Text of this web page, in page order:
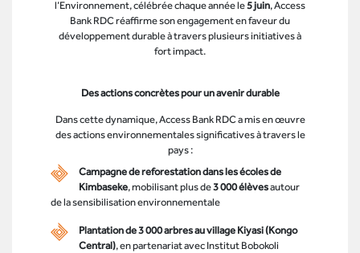
l’Environnement, célébrée chaque année le5 juin, Access
Bank RDC réaffirme son engagement en faveur du
développement durable à travers plusieurs initiatives à
fort impact.
Des actions concrètes pour un avenir durable
Dans cette dynamique, Access Bank RDC a mis en œuvre
des actions environnementales significatives à travers le
pays :
Campagne de reforestation dans les écoles de
Kimbaseke, mobilisant plus de3 000 élèvesautour
de la sensibilisation environnementale
Plantation de 3 000 arbres au village Kiyasi (Kongo
Central), en partenariat avec Institut Bobokoli